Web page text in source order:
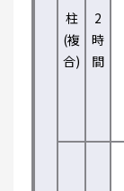
柱
(複
合)
2
時
間